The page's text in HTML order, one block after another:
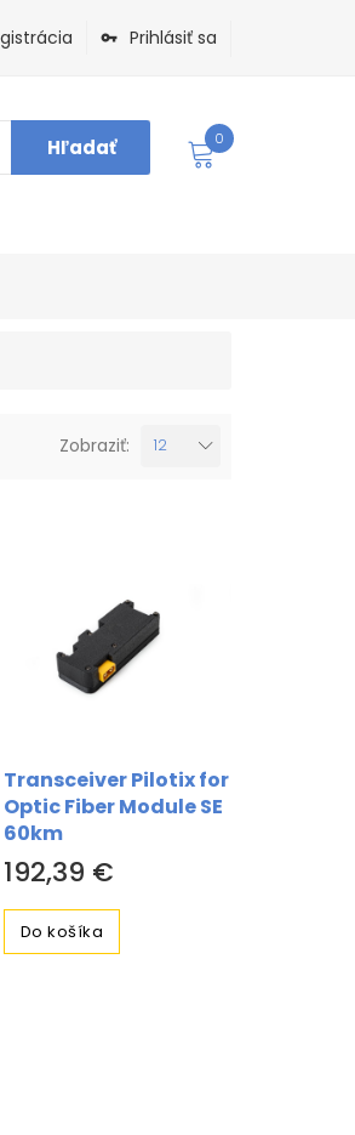
Prihlásiť sa
0
Hľadať
Zobraziť: 12
Transceiver Pilotix for
Optic Fiber Module SE
60km
192,39 €
Do košíka